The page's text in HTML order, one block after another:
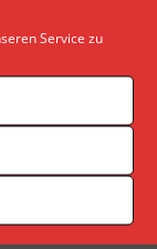
Service zu
im US-
neue
aus